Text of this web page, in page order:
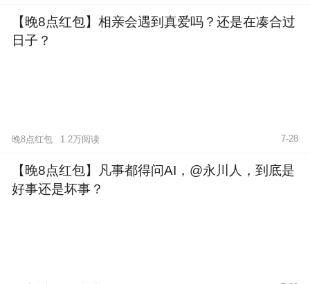
【晚8点红包】相亲会遇到真爱吗？还是在凑合过
日子？
晚8点红包 1.2万阅读 7-28
【晚8点红包】凡事都得问AI，@永川人，到底是
好事还是坏事？